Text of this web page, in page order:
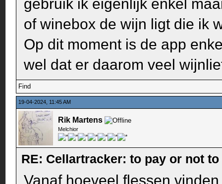
gebruik ik eigenlijk enkel
of winebox de wijn ligt die ik
Op dit moment is de app
wel dat er daarom veel
Find
19-04-2024, 11:45 AM
Rik Martens
Melchior
RE: Cellartracker: to pay or not to
Vanaf hoeveel flessen